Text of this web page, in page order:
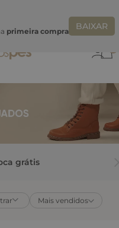
primeira compra BAIXAR
o código do seu vendedor*
grátis
Mais vendidos